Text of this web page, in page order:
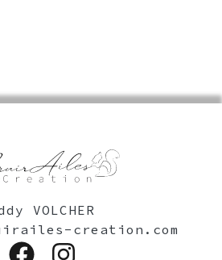
VOLCHER
creation.com